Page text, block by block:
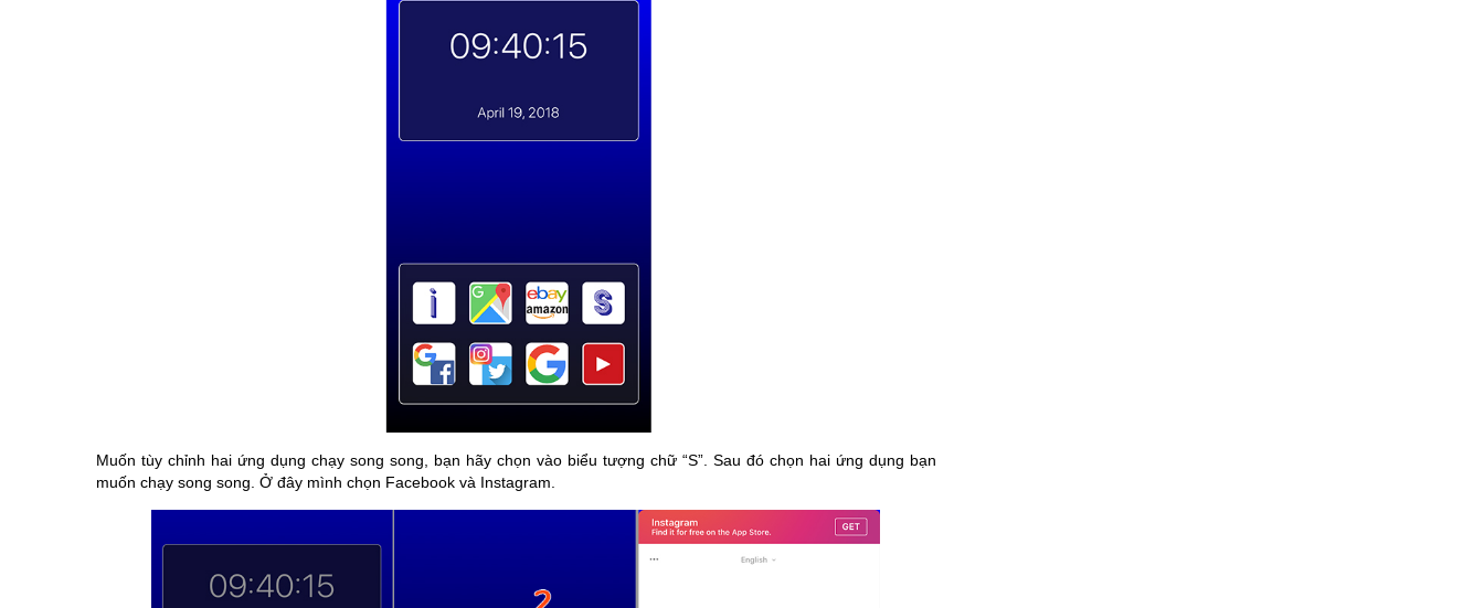
Muốn tùy chỉnh hai ứng dụng chạy song song, bạn hãy chọn vào biểu tượng chữ “S”. Sau đó chọn hai ứng dụng bạn
muốn chạy song song. Ở đây mình chọn Facebook và Instagram.